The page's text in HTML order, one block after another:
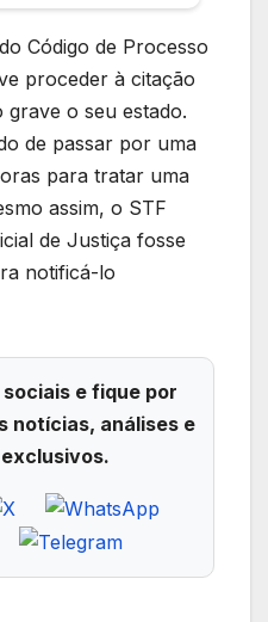
Código de Processo
proceder à citação
o seu estado.
de passar por uma
para tratar uma
assim, o STF
de Justiça fosse
notificá-lo
e fique por
notícias, análises e